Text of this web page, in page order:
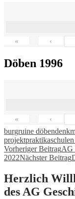
« ‹
Döben 1996
« ‹
burgruine döben
projektpraktika
Vorheriger BeitragAG
2022Nächster Beitrag
Herzlich
des AG